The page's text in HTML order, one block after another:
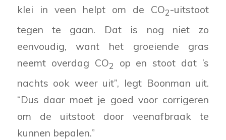
klei in veen helpt om de CO2-uitstoot
tegen te gaan. Dat is nog niet zo
eenvoudig, want het groeiende gras
neemt overdag CO2
op en stoot dat ’s
nachts ook weer uit”, legt Boonman uit.
“Dus daar moet je goed voor corrigeren
om de uitstoot door veenafbraak te
kunnen bepalen.”